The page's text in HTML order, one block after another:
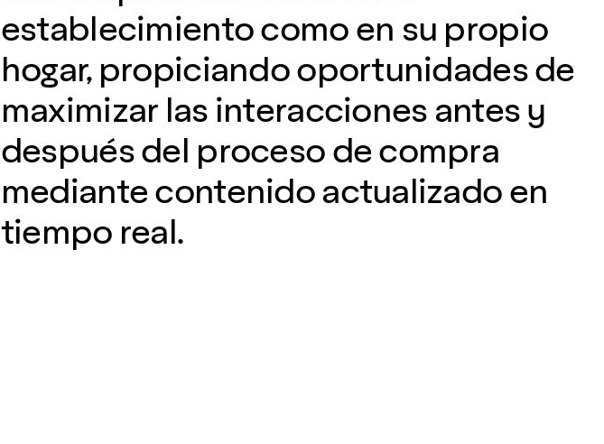
establecimiento como en su propio
hogar, propiciando oportunidades de
maximizar las interacciones antes y
después del proceso de compra
mediante contenido actualizado en
tiempo real.